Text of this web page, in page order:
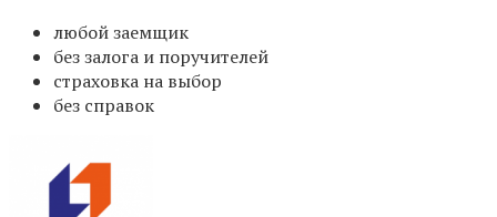
любой заемщик
без залога и поручителей
страховка на выбор
без справок